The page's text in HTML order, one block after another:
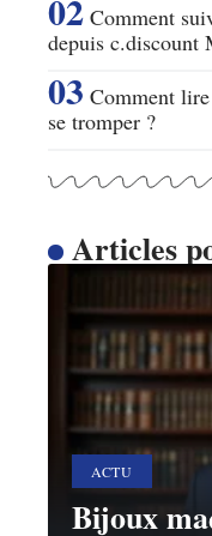
Comment
depuis c.discount
Comment
se tromper ?
Articles
ACTU
Bijoux